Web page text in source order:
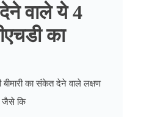
वाले ये 4
का
का संकेत देने वाले लक्षण
जैसे कि